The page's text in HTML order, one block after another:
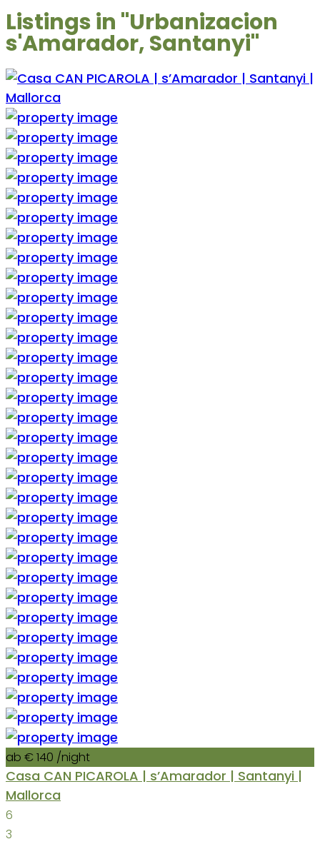
Listings in "Urbanizacion
s'Amarador, Santanyi"
ab € 140 /night
Casa CAN PICAROLA | s’Amarador | Santanyi |
Mallorca
6
3